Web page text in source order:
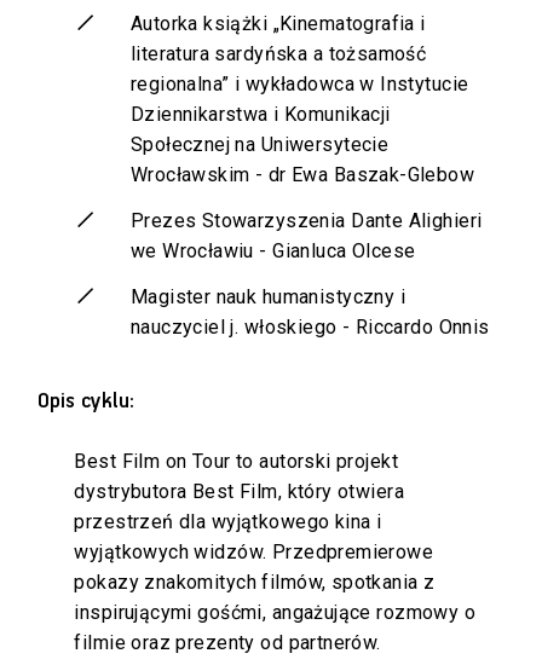
Autorka książki „Kinematografia i
literatura sardyńska a tożsamość
regionalna” i wykładowca w Instytucie
Dziennikarstwa i Komunikacji
Społecznej na Uniwersytecie
Wrocławskim - dr Ewa Baszak-Glebow
Prezes Stowarzyszenia Dante Alighieri
we Wrocławiu - Gianluca Olcese
Magister nauk humanistyczny i
nauczyciel j. włoskiego - Riccardo Onnis
Opis cyklu:
Best Film on Tour to autorski projekt
dystrybutora Best Film, który otwiera
przestrzeń dla wyjątkowego kina i
wyjątkowych widzów. Przedpremierowe
pokazy znakomitych filmów, spotkania z
inspirującymi gośćmi, angażujące rozmowy o
filmie oraz prezenty od partnerów.